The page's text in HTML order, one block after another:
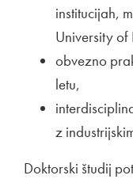
institucijah,
University of
obvezno
letu,
z
Doktorski študij